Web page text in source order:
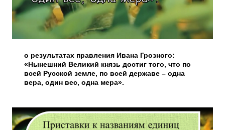
о результатах правления Ивана Грозного:
«Нынешний Великий князь достиг того, что по
всей Русской земле, по всей державе – одна
вера, один вес, одна мера».